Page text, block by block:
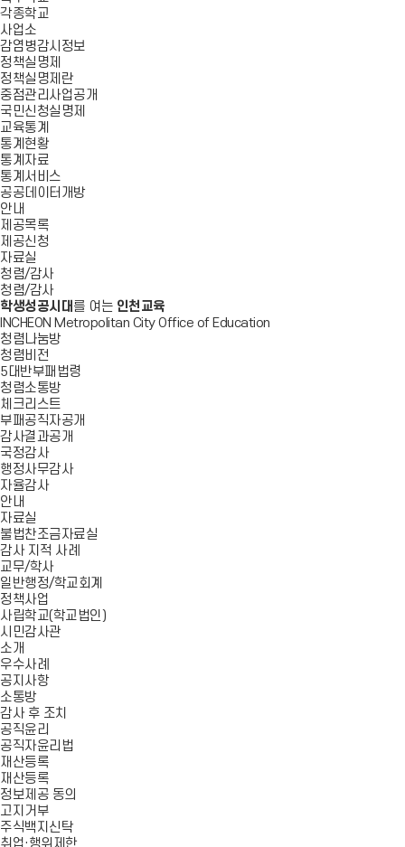
각종학교
사업소
감염병감시정보
정책실명제
정책실명제란
중점관리사업공개
국민신청실명제
교육통계
통계현황
통계자료
통계서비스
공공데이터개방
안내
제공목록
제공신청
자료실
청렴/감사
청렴/감사
학생성공시대 를 여는 인천교육
INCHEON Metropolitan City Office of Education
청렴나눔방
청렴비전
5대반부패법령
청렴소통방
체크리스트
부패공직자공개
감사결과공개
국정감사
행정사무감사
자율감사
안내
자료실
불법찬조금자료실
감사 지적 사례
교무/학사
일반행정/학교회계
정책사업
사립학교(학교법인)
시민감사관
소개
우수사례
공지사항
소통방
감사 후 조치
공직윤리
공직자윤리법
재산등록
재산등록
정보제공 동의
고지거부
주식백지신탁
취업·행위제한